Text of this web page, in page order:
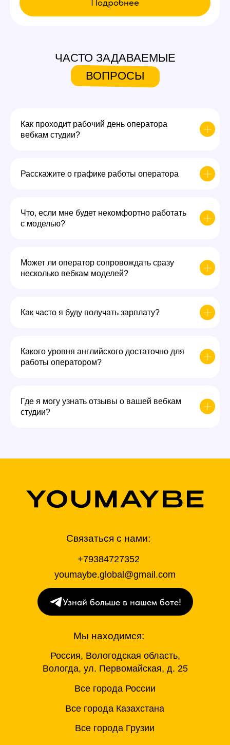
ЧАСТО ЗАДАВАЕМЫЕ
ВОПРОСЫ
Как проходит рабочий день оператора
вебкам студии?
Расскажите о графике работы оператора
Что, если мне будет некомфортно работать
с моделью?
Может ли оператор сопровождать сразу
несколько вебкам моделей?
Как часто я буду получать зарплату?
Какого уровня английского достаточно для
работы оператором?
Где я могу узнать отзывы о вашей вебкам
студии?